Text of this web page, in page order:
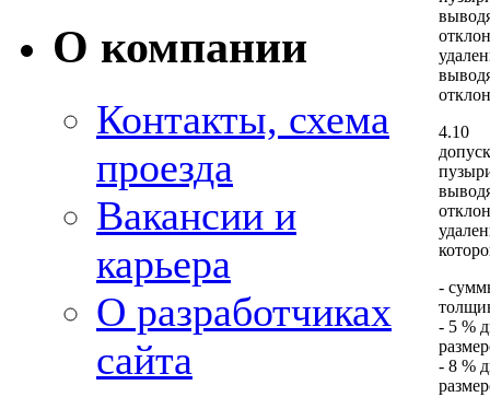
О компании
Контакты, схема
проезда
Вакансии и
карьера
О разработчиках
сайта
4.10
-
- 5 %
- 8 %